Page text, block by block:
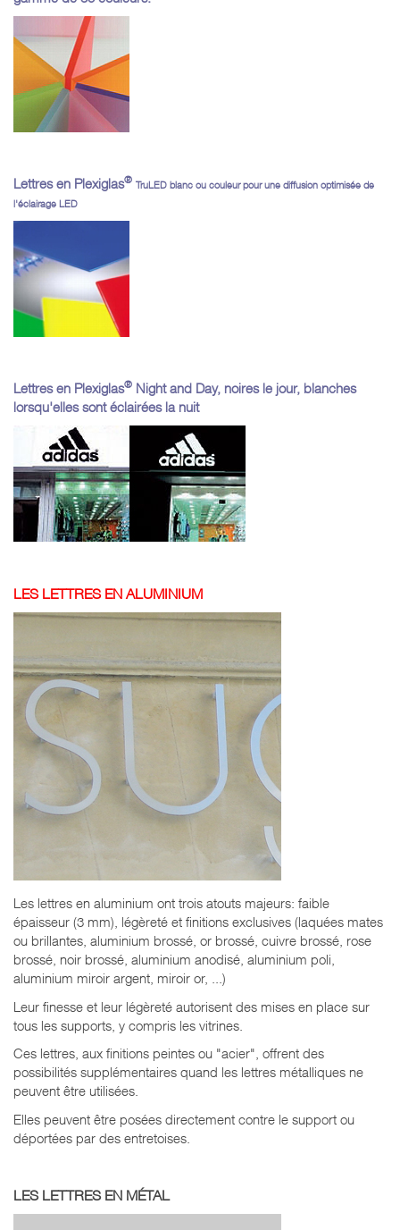
Lettres en Plexiglas® TruLED blanc ou couleur pour une diffusion optimisée de
l'éclairage LED
Lettres en Plexiglas® Night and Day, noires le jour, blanches
lorsqu'elles sont éclairées la nuit
LES LETTRES EN ALUMINIUM
Les lettres en aluminium ont trois atouts majeurs: faible
épaisseur (3 mm), légèreté et finitions exclusives (laquées mates
ou brillantes, aluminium brossé, or brossé, cuivre brossé, rose
brossé, noir brossé, aluminium anodisé, aluminium poli,
aluminium miroir argent, miroir or, ...)
Leur finesse et leur légèreté autorisent des mises en place sur
tous les supports, y compris les vitrines.
Ces lettres, aux finitions peintes ou "acier", offrent des
possibilités supplémentaires quand les lettres métalliques ne
peuvent être utilisées.
Elles peuvent être posées directement contre le support ou
déportées par des entretoises.
LES LETTRES EN MÉTAL